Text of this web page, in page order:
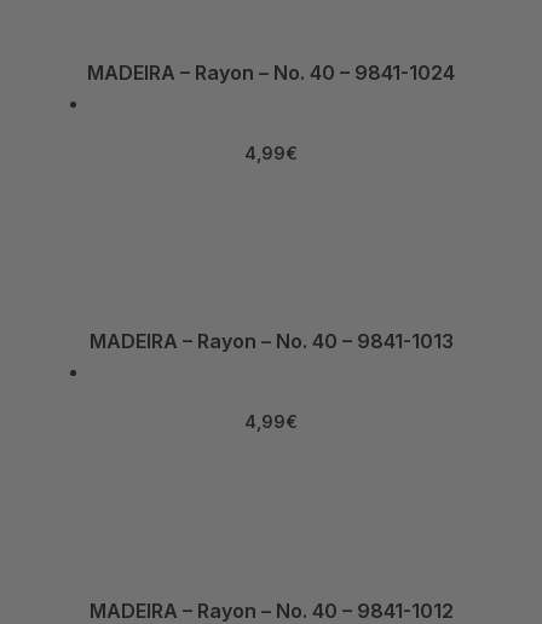
MADEIRA – Rayon – No. 40 – 9841-1024
4,99€
MADEIRA – Rayon – No. 40 – 9841-1013
4,99€
MADEIRA – Rayon – No. 40 – 9841-1012